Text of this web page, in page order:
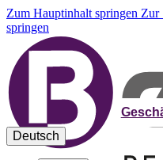
Zum Hauptinhalt springen Zur
springen
Deutsch